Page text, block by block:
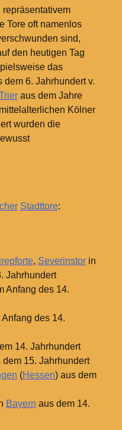
Tore oft namenlos
sind,
den heutigen Tag
das
dem 6. Jahrhundert v.
aus dem Jahre
Kölner
wurden die
Stadttore:
, Severinstorin
Jahrhundert
Anfang des 14.
Anfang des 14.
14. Jahrhundert
15. Jahrhundert
(Hessen) aus dem
Bayern aus dem 14.